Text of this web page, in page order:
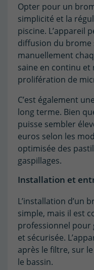
Opter pour un
simplicité et la
piscine. L’appareil
diffusion du brome
manuellement
saine en continu et
prolifération de
C’est également
long terme. Bien
puisse sembler
euros selon les
optimisée des
gaspillages.
Installation et
L’installation d’un
simple, mais il est
professionnel pour
et sécurisée.
après le filtre, sur
le bassin.